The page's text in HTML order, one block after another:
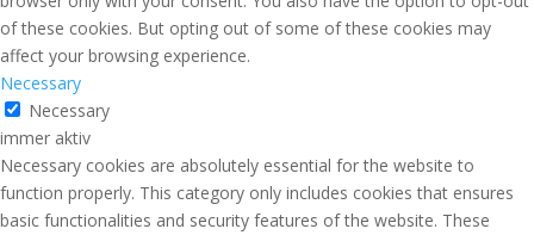
of these cookies. But opting out of some of these cookies may
affect your browsing experience.
Necessary
Necessary
immer aktiv
Necessary cookies are absolutely essential for the website to
function properly. This category only includes cookies that ensures
basic functionalities and security features of the website. These